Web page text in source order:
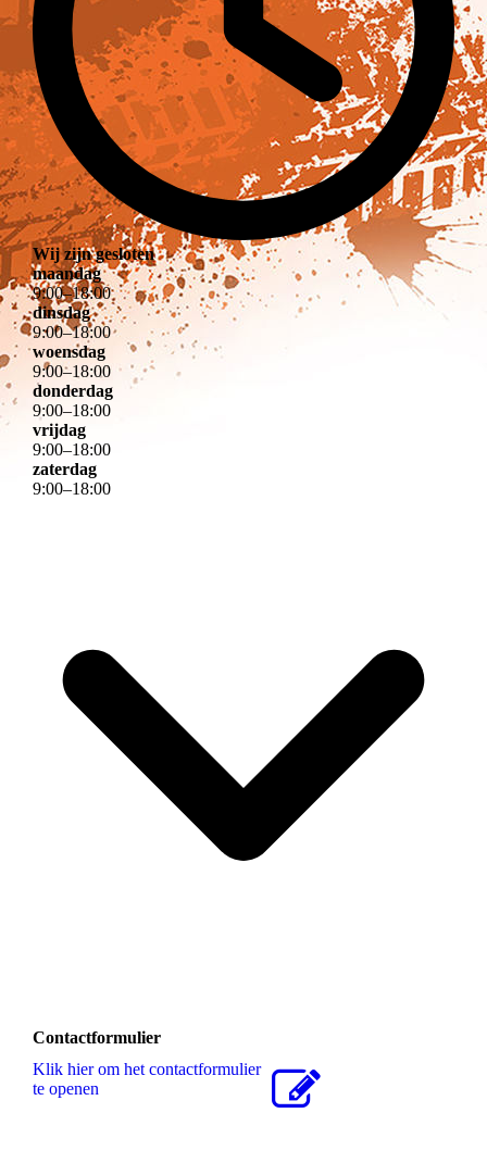
Wij zijn gesloten
maandag
9:00–18:00
dinsdag
9:00–18:00
woensdag
9:00–18:00
donderdag
9:00–18:00
vrijdag
9:00–18:00
zaterdag
9:00–18:00
Contactformulier
Klik hier om het contactformulier
te openen